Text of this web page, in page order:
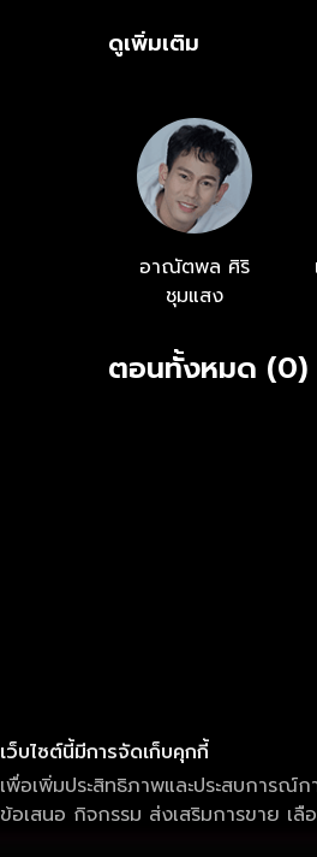
ดูเพิ่มเติม
อาณัตพล ศิริ
ชุมแสง
ตอนทั้งหมด (0)
เว็บไซต์นี้มีการจัดเก็บคุกกี้
เพื่อเพิ่มประสิทธิภาพและประสบการณ์
ข้อเสนอ กิจกรรม ส่งเสริมการขาย เลื